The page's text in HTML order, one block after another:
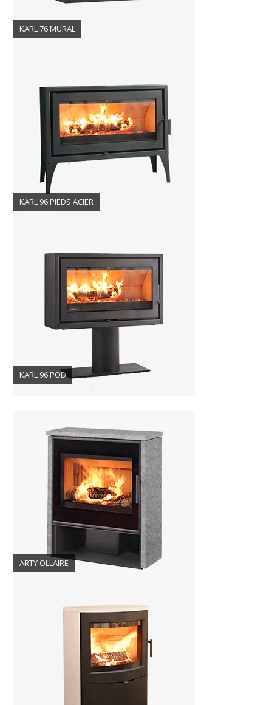
KARL 76 MURAL
KARL 96 PIEDS ACIER
KARL 96 POD
ARTY OLLAIRE